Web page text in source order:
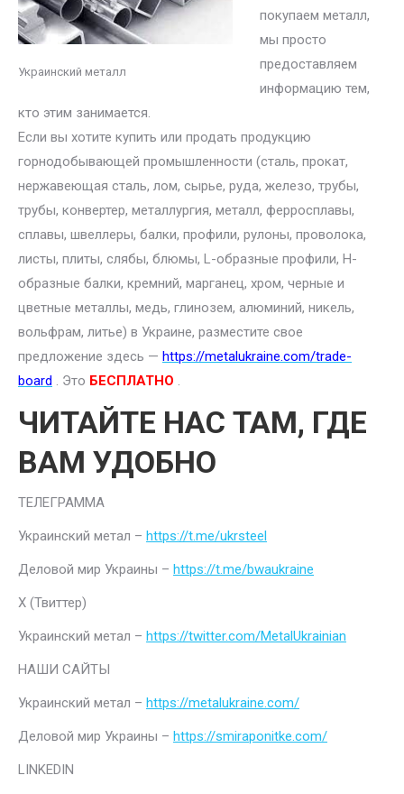
Украинский металл
покупаем металл,
мы просто
предоставляем
информацию тем,
кто этим занимается.
Если вы хотите купить или продать продукцию
горнодобывающей промышленности (сталь, прокат,
нержавеющая сталь, лом, сырье, руда, железо, трубы,
трубы, конвертер, металлургия, металл, ферросплавы,
сплавы, швеллеры, балки, профили, рулоны, проволока,
листы, плиты, слябы, блюмы, L-образные профили, H-
образные балки, кремний, марганец, хром, черные и
цветные металлы, медь, глинозем, алюминий, никель,
вольфрам, литье) в Украине, разместите свое
предложение здесь — https://metalukraine.com/trade-
board . Это БЕСПЛАТНО .
ЧИТАЙТЕ НАС ТАМ, ГДЕ
ВАМ УДОБНО
ТЕЛЕГРАММА
Украинский метал – https://t.me/ukrsteel
Деловой мир Украины – https://t.me/bwaukraine
Х (Твиттер)
Украинский метал – https://twitter.com/MetalUkrainian
НАШИ САЙТЫ
Украинский метал – https://metalukraine.com/
Деловой мир Украины – https://smiraponitke.com/
LINKEDIN